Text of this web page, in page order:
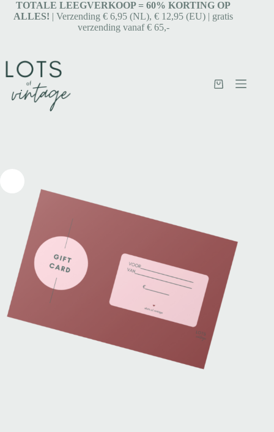
TOTALE LEEGVERKOOP = 60% KORTING OP
ALLES! | Verzending € 6,95 (NL), € 12,95 (EU) | gratis
verzending vanaf € 65,-